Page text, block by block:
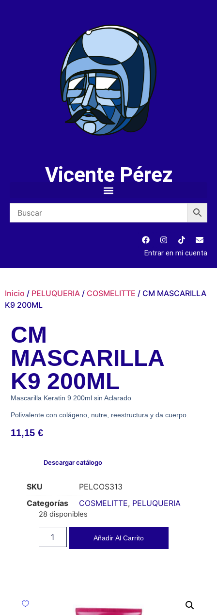
Vicente Pérez
Entrar en mi cuenta
Inicio / PELUQUERIA / COSMELITTE / CM MASCARILLA
K9 200ML
CM
MASCARILLA
K9 200ML
Mascarilla Keratin 9 200ml sin Aclarado
Polivalente con colágeno, nutre, reestructura y da cuerpo.
11,15€
Descargar catálogo
SKU
PELCOS313
Categorías
COSMELITTE, PELUQUERIA
28 disponibles
Añadir Al Carrito